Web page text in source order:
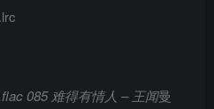
085 难得有情人 – 王闻曼